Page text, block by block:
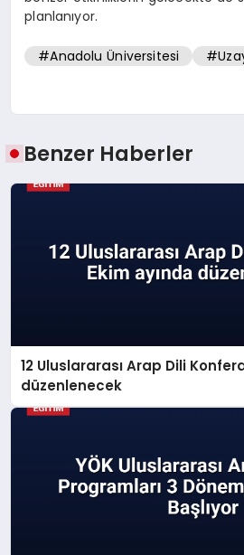
planlanıyor.
#Anadolu Üniversitesi
Benzer Haberler
12 Uluslararası Arap Dili
düzenlenecek